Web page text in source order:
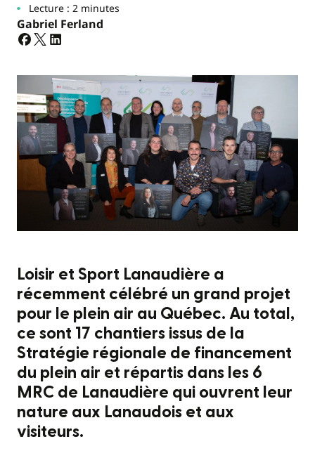
Lecture : 2 minutes
Gabriel Ferland
Loisir et Sport Lanaudière a
récemment célébré un grand projet
pour le plein air au Québec. Au total,
ce sont 17 chantiers issus de la
Stratégie régionale de financement
du plein air et répartis dans les 6
MRC de Lanaudière qui ouvrent leur
nature aux Lanaudois et aux
visiteurs.